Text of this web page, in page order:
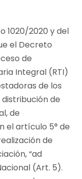
1020/2020 y del
el Decreto
de
Integral (RTI)
de los
de
de
el artículo 5° de
de
“ad
(Art. 5).